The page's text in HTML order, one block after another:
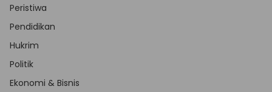
Peristiwa
Pendidikan
Hukrim
Politik
Ekonomi & Bisnis